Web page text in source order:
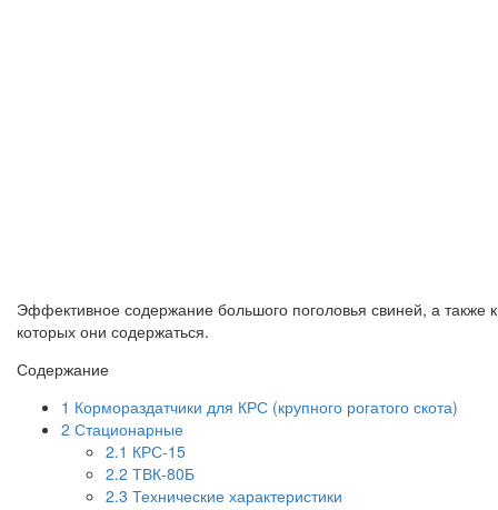
Эффективное содержание большого поголовья свиней, а
которых они содержаться.
Содержание
1 Кормораздатчики для КРС (крупного рогатого скота)
2 Стационарные
2.1 КРС-15
2.2 ТВК-80Б
2.3 Технические характеристики